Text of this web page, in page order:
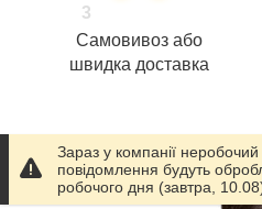
3
Самовивоз або
швидка доставка
Зараз у компанії
повідомлення будуть
робочого дня (завтра,